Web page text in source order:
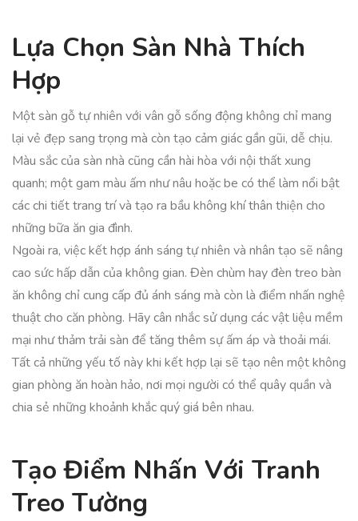
Lựa Chọn Sàn Nhà Thích
Hợp
Một sàn gỗ tự nhiên với vân gỗ sống động không chỉ mang
lại vẻ đẹp sang trọng mà còn tạo cảm giác gần gũi, dễ chịu.
Màu sắc của sàn nhà cũng cần hài hòa với nội thất xung
quanh; một gam màu ấm như nâu hoặc be có thể làm nổi bật
các chi tiết trang trí và tạo ra bầu không khí thân thiện cho
những bữa ăn gia đình.
Ngoài ra, việc kết hợp ánh sáng tự nhiên và nhân tạo sẽ nâng
cao sức hấp dẫn của không gian. Đèn chùm hay đèn treo bàn
ăn không chỉ cung cấp đủ ánh sáng mà còn là điểm nhấn nghệ
thuật cho căn phòng. Hãy cân nhắc sử dụng các vật liệu mềm
mại như thảm trải sàn để tăng thêm sự ấm áp và thoải mái.
Tất cả những yếu tố này khi kết hợp lại sẽ tạo nên một không
gian phòng ăn hoàn hảo, nơi mọi người có thể quây quần và
chia sẻ những khoảnh khắc quý giá bên nhau.
Tạo Điểm Nhấn Với Tranh
Treo Tường